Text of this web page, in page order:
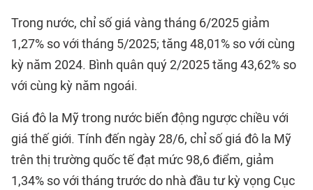
Trong nước, chỉ số giá vàng tháng 6/2025 giảm
1,27% so với tháng 5/2025; tăng 48,01% so với cùng
kỳ năm 2024. Bình quân quý 2/2025 tăng 43,62% so
với cùng kỳ năm ngoái.
Giá đô la Mỹ trong nước biến động ngược chiều với
giá thế giới. Tính đến ngày 28/6, chỉ số giá đô la Mỹ
trên thị trường quốc tế đạt mức 98,6 điểm, giảm
1,34% so với tháng trước do nhà đầu tư kỳ vọng Cục